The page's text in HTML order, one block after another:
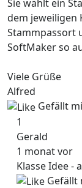
Sie wählt ein
dem jeweiligen
Stammpassort
SoftMaker so
Viele Grüße
Alfred
Gefällt
1
Gerald
1 monat vor
Klasse Idee -
Gefällt